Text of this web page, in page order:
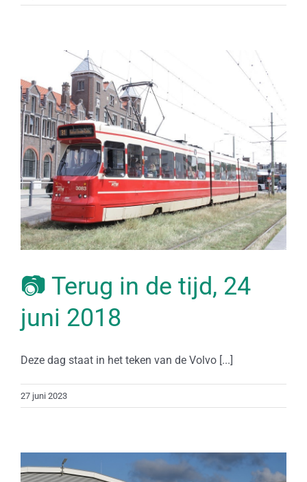
📷 Terug in de tijd, 24
juni 2018
Deze dag staat in het teken van de Volvo [...]
27 juni 2023